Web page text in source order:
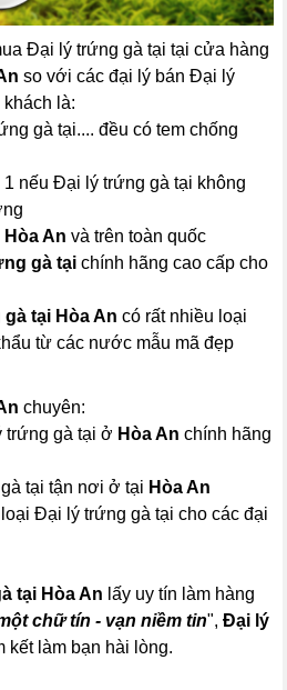
Đại lý trứng gà tại tại cửa hàng
so với các đại lý bán Đại lý
khách là:
gà tại.... đều có tem chống
nếu Đại lý trứng gà tại không
Hòa An và trên toàn quốc
gà tại chính hãng cao cấp cho
tại Hòa An có rất nhiều loại
từ các nước mẫu mã đẹp
chuyên:
trứng gà tại ở Hòa An chính hãng
tại tận nơi ở tại Hòa An
Đại lý trứng gà tại cho các đại
tại Hòa An lấy uy tín làm hàng
chữ tín - vạn niềm tin",Đại lý
kết làm bạn hài lòng.